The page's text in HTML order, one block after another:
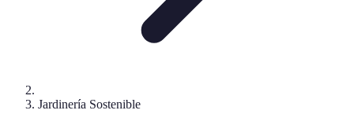
Jardinería Sostenible